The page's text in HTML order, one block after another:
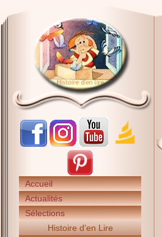
Accueil
Actualités
Sélections
Histoire d'en Lire